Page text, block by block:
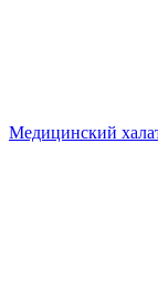
Медицинский